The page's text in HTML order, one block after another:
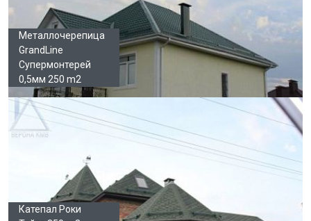
Металлочерепица
GrandLine
Супермонтерей
0,5мм 250 m2
Катепал Роки